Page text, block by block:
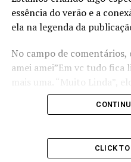
essência do verão e a
ela na legenda da
No campo de comentários,
amei amei”Em vc tudo
mais uma. “Muito Linda”,
CLICK